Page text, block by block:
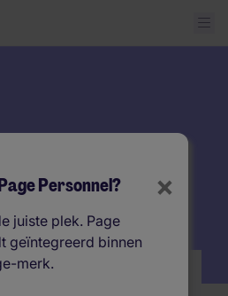
×
Personnel?
juiste plek. Page
geïntegreerd binnen
merk.